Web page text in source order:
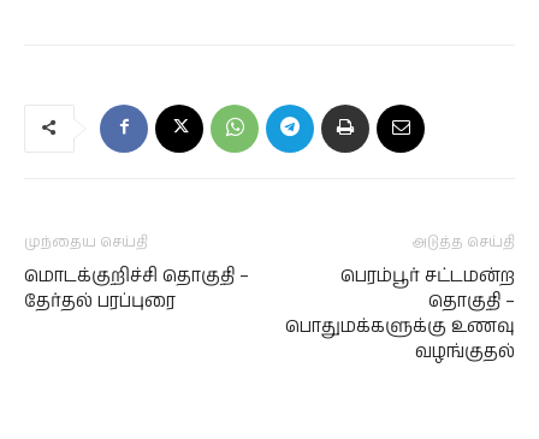
முந்தைய செய்தி
மொடக்குறிச்சி தொகுதி –
தேர்தல் பரப்புரை
அடுத்த செய்தி
பெரம்பூர் சட்டமன்ற
தொகுதி –
பொதுமக்களுக்கு உணவு
வழங்குதல்